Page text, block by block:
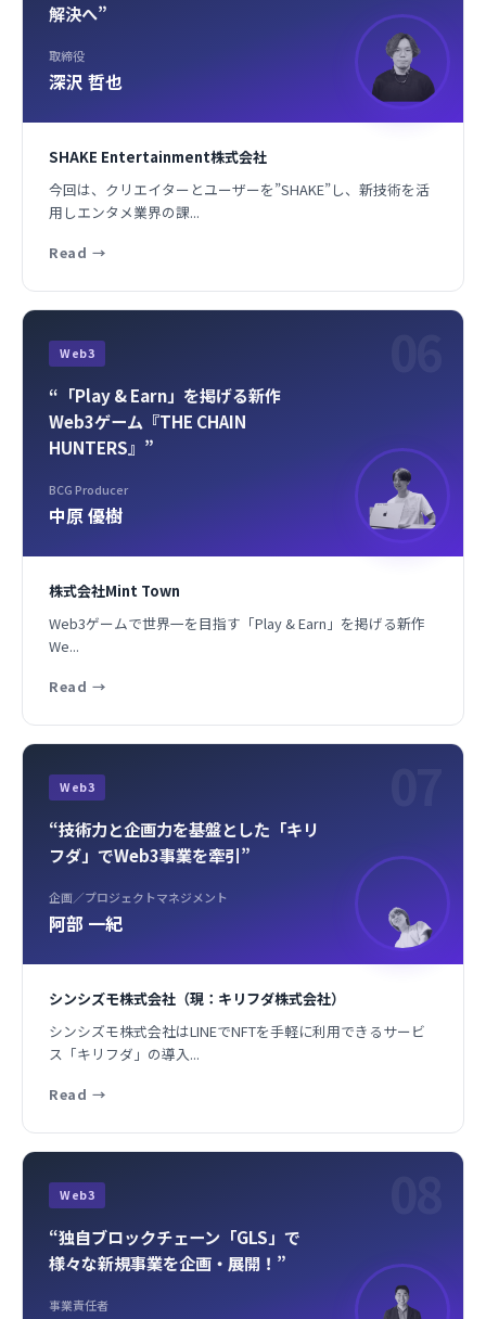
解決へ”
取締役
深沢 哲也
SHAKE Entertainment株式会社
今回は、クリエイターとユーザーを”SHAKE”し、新技術を活
用しエンタメ業界の課...
Read →
Web3
“「Play & Earn」を掲げる新作
Web3ゲーム『THE CHAIN
HUNTERS』”
BCG Producer
中原 優樹
株式会社Mint Town
Web3ゲームで世界一を目指す「Play & Earn」を掲げる新作
We...
Read →
Web3
“技術力と企画力を基盤とした「キリ
フダ」でWeb3事業を牽引”
企画／プロジェクトマネジメント
阿部 一紀
シンシズモ株式会社（現：キリフダ株式会社）
シンシズモ株式会社はLINEでNFTを手軽に利用できるサービ
ス「キリフダ」の導入...
Read →
Web3
“独自ブロックチェーン「GLS」で
様々な新規事業を企画・展開！”
事業責任者